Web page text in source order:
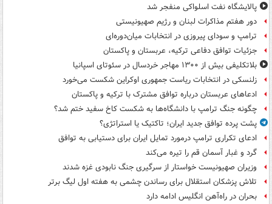
پالایشگاه نفت اسلواکی منفجر شد
دور هفتم مذاکرات لبنان و رژیم صهیونیستی
ترامپ و سودای پیروزی در انتخابات میان‌دوره‌ای
جزئیات توافق دفاعی ترکیه، عربستان و پاکستان
بلاتکلیفی بیش از ۱۳۰۰ مهاجر خردسال در سئوتای اسپانیا
زلنسکی در انتخابات ریاست جمهوری اوکراین شکست می‌خورد
ادعاهای عربستان درباره توافق مشترک با ترکیه و پاکستان
چگونه جنگ ترامپ با دانشگاه‌ها به شکست کاخ سفید ختم شد؟
پشت پرده توافق جدید ایران؛ تاکتیک یا استراتژی؟
ادعای تکراری ترامپ درمورد تمایل ایران برای دستیابی به توافق
گرد و غبار آسمان قم را تیره می‌کند
وزیران صهیونیست خواستار از سرگیری جنگ نابودی غزه شدند
تلاش پزشکان استقلال برای رساندن چشمی به هفته اول لیگ برتر
بحران در راه‌آهن انگلیس ادامه دارد